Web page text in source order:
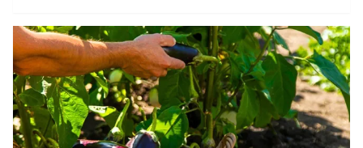
zakwitnie.Lawenda nie ma wygórowanych
wymagań pielęgnacyjnych, może rosnąc nawet
na uboższej glebie i nie wymaga obfitego
podlewania. Warto jednak dostarczyć jej składniki
odżywcze w 3 prostych nawozach.